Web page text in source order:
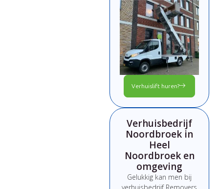
Verhuislift huren?
Verhuisbedrijf
Noordbroek in
Heel
Noordbroek en
omgeving
Gelukkig kan men bij